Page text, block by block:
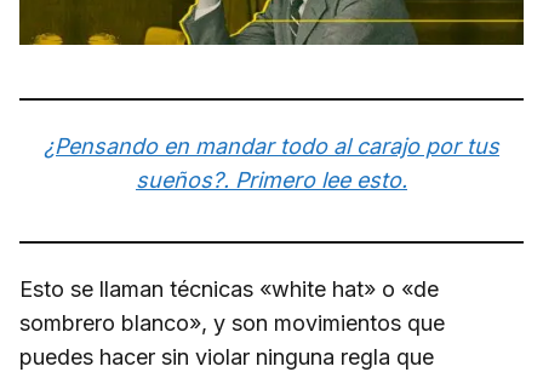
¿Pensando en mandar todo al carajo por tus
sueños?. Primero lee esto.
Esto se llaman técnicas «white hat» o «de
sombrero blanco», y son movimientos que
puedes hacer sin violar ninguna regla que